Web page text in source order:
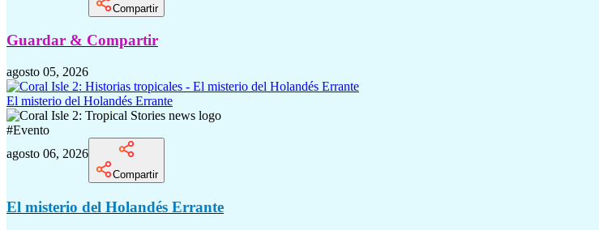
Compartir
Guardar & Compartir
agosto 05, 2026
El misterio del Holandés Errante
#Evento
agosto 06, 2026
Compartir
El misterio del Holandés Errante